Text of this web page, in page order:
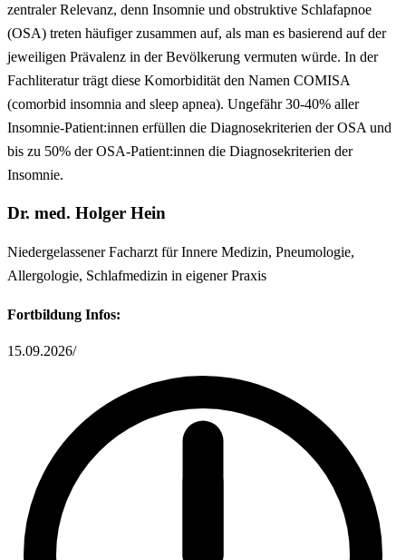
zentraler Relevanz, denn Insomnie und obstruktive Schlafapnoe
(OSA) treten häufiger zusammen auf, als man es basierend auf der
jeweiligen Prävalenz in der Bevölkerung vermuten würde. In der
Fachliteratur trägt diese Komorbidität den Namen COMISA
(comorbid insomnia and sleep apnea). Ungefähr 30-40% aller
Insomnie-Patient:innen erfüllen die Diagnosekriterien der OSA und
bis zu 50% der OSA-Patient:innen die Diagnosekriterien der
Insomnie.
Dr. med. Holger Hein
Niedergelassener Facharzt für Innere Medizin, Pneumologie,
Allergologie, Schlafmedizin in eigener Praxis
Fortbildung Infos:
15.09.2026/